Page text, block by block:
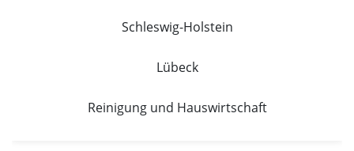
Schleswig-Holstein
Lübeck
Reinigung und Hauswirtschaft